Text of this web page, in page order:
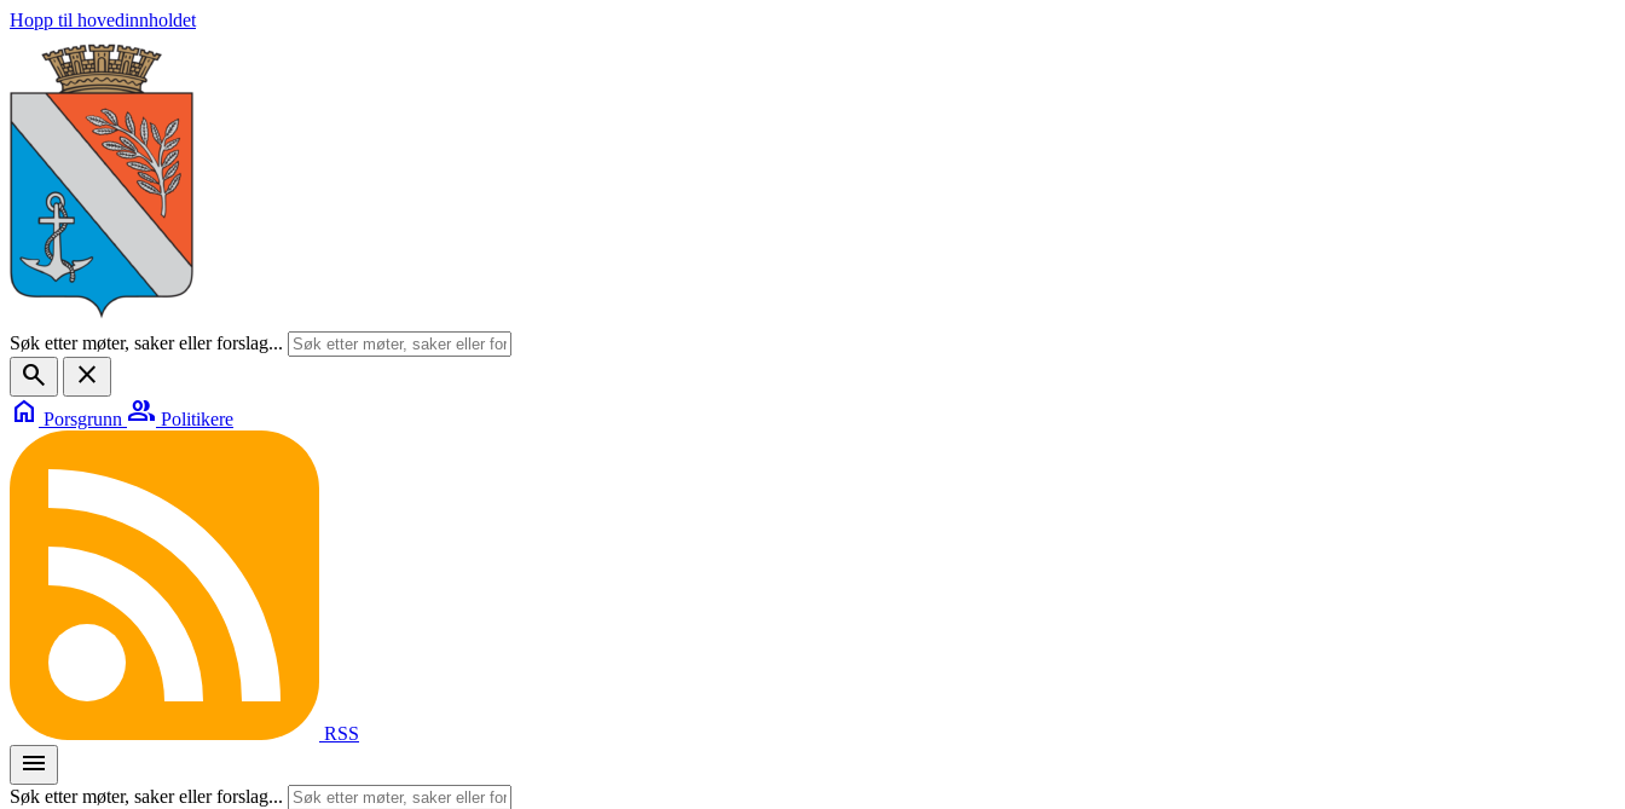
Hopp til hovedinnholdet
Søk etter møter, saker eller forslag...
search
close
home Porsgrunn group Politikere
RSS
menu
Søk etter møter, saker eller forslag...